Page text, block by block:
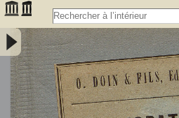
L'Astronomie, observations, théorie
Marcel Moye,... - Moye, Marcel